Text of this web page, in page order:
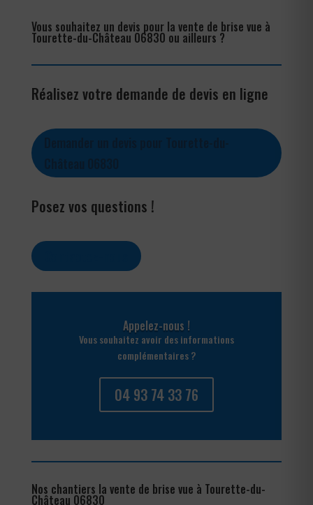
Vous souhaitez un devis pour la vente de brise vue à
Tourette-du-Château 06830 ou ailleurs ?
Réalisez votre demande de devis en ligne
Posez vos questions !
Appelez-nous !
Vous souhaitez avoir des informations
complémentaires ?
04 93 74 33 76
Nos chantiers la vente de brise vue à Tourette-du-
Château 06830